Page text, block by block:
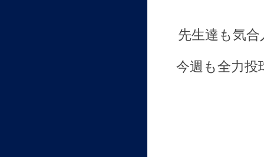
先生達も気
今週も全力